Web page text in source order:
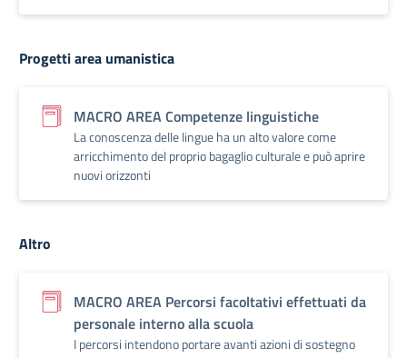
Progetti area umanistica
MACRO AREA Competenze linguistiche
La conoscenza delle lingue ha un alto valore come
arricchimento del proprio bagaglio culturale e può aprire
nuovi orizzonti
Altro
MACRO AREA Percorsi facoltativi effettuati da
personale interno alla scuola
I percorsi intendono portare avanti azioni di sostegno